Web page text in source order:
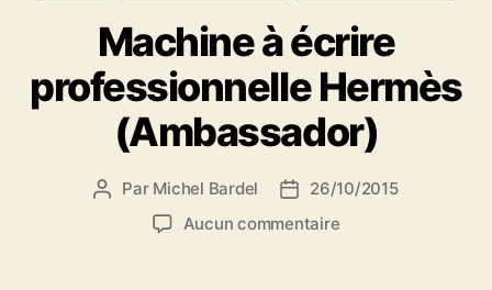
Machine à écrire
professionnelle Hermès
(Ambassador)
Auteur
l’article
Par Michel Bardel
Date26/10/2015
Aucun commentairesur